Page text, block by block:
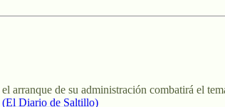
arranque de su administración combatirá el
(El Diario de Saltillo)